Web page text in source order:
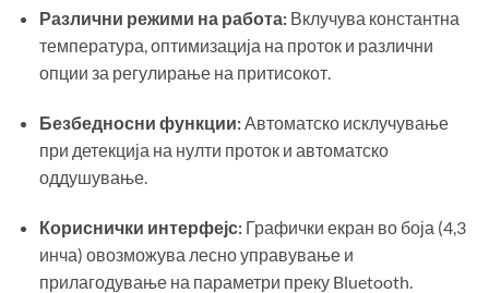
Различни режими на работа:Вклучува константна
температура, оптимизација на проток и различни
опции за регулирање на притисокот.
Безбедносни функции:Автоматско исклучување
при детекција на нулти проток и автоматско
оддушување.
Кориснички интерфејс:Графички екран во боја (4,3
инча) овозможува лесно управување и
прилагодување на параметри преку Bluetooth.